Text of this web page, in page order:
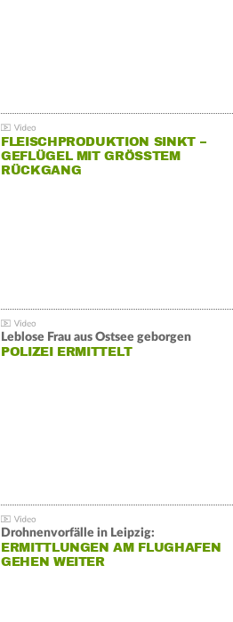
FLEISCHPRODUKTION SINKT –
GEFLÜGEL MIT GRÖSSTEM R
ÜCKGANG
Leblose Frau aus Ostsee geborgen
POLIZEI ERMITTELT
Drohnenvorfälle in Leipzig:
ERMITTLUNGEN AM FLUGHAFEN
GEHEN WEITER